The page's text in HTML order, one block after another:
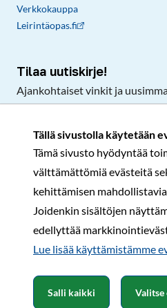
Tällä sivustolla käytetään
Tämä sivusto hyödyntää
välttämättömiä evästeitä
kehittämisen
Joidenkin sisältöjen
edellyttää
Lue lisää käyttämistämme
Salli kaikki Valitse
Verkkokauppa
Leirintäopas.fi
Tilaa uutiskirje!
Ajankohtaiset vinkit ja
Rekisteri- ja